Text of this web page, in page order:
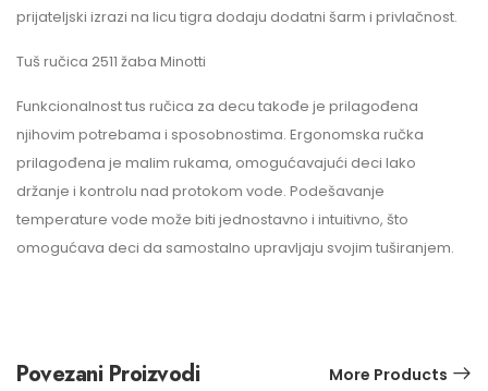
prijateljski izrazi na licu tigra dodaju dodatni šarm i privlačnost.
Tuš ručica 2511 žaba Minotti
Funkcionalnost tus ručica za decu takođe je prilagođena
njihovim potrebama i sposobnostima. Ergonomska ručka
prilagođena je malim rukama, omogućavajući deci lako
držanje i kontrolu nad protokom vode. Podešavanje
temperature vode može biti jednostavno i intuitivno, što
omogućava deci da samostalno upravljaju svojim tuširanjem.
Povezani Proizvodi More Products